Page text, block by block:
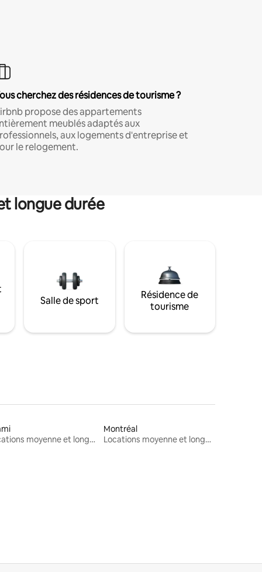
cherchez des résidences de tourisme ?
propose des appartements
meublés adaptés aux
aux logements d'entreprise et
le relogement.
longue durée
Salle de sport
Résidence de
tourisme
Locations moyenne et longue durée
Montréal
Locations moyenne et longue durée